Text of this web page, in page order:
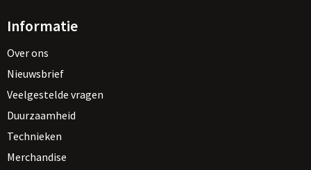
Informatie
Over ons
Nieuwsbrief
Veelgestelde vragen
Duurzaamheid
Technieken
Merchandise